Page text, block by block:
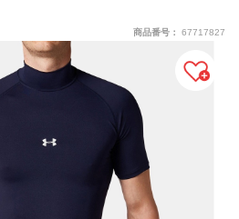
商品番号： 67717827